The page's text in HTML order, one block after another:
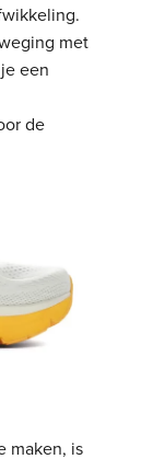
met
een
de
maken, is